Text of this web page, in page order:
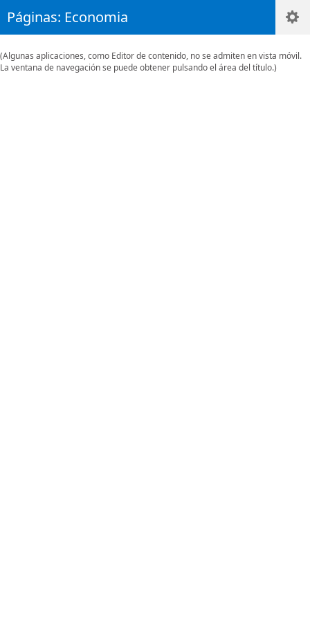
Páginas: Economia
(Algunas aplicaciones, como Editor de contenido, no se admiten en vista móvil.
La ventana de navegación se puede obtener pulsando el área del título.)